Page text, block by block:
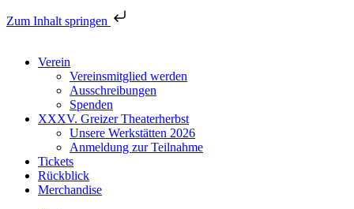
Zum Inhalt springen
Verein
Vereinsmitglied werden
Ausschreibungen
Spenden
XXXV. Greizer Theaterherbst
Unsere Werkstätten 2026
Anmeldung zur Teilnahme
Tickets
Rückblick
Merchandise